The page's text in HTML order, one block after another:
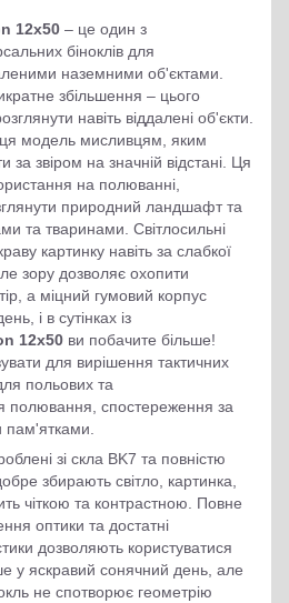
12x50 – це один з
біноклів для
наземними об'єктами.
збільшення – цього
навіть віддалені об'єкти.
модель мисливцям, яким
за звіром на значній відстані. Ця
на полюванні,
природний ландшафт та
та тваринами. Світлосильні
картинку навіть за слабкої
зору дозволяє охопити
а міцний гумовий корпус
і в сутінках із
12x50 ви побачите більше!
для вирішення тактичних
польових та
полювання, спостереження за
зі скла BK7 та повністю
збирають світло, картинка,
чіткою та контрастною. Повне
оптики та достатні
дозволяють користуватися
яскравий сонячний день, але
не спотворює геометрію